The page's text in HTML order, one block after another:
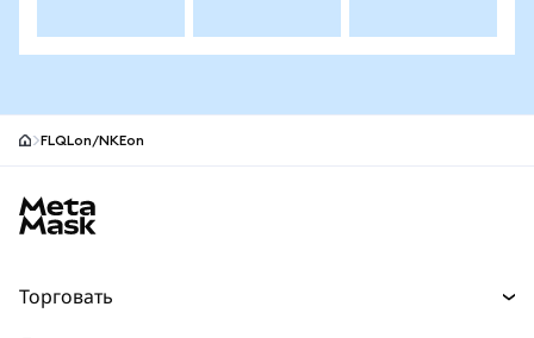
FLQLon/NKEon
Торговать